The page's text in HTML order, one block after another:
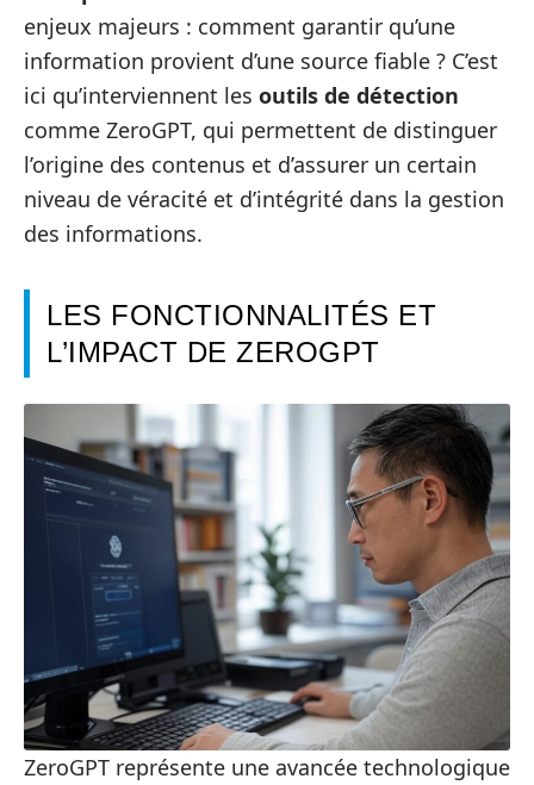
enjeux majeurs : comment garantir qu’une
information provient d’une source fiable ? C’est
ici qu’interviennent les outils de détection
comme ZeroGPT, qui permettent de distinguer
l’origine des contenus et d’assurer un certain
niveau de véracité et d’intégrité dans la gestion
des informations.
LES FONCTIONNALITÉS ET
L’IMPACT DE ZEROGPT
ZeroGPT représente une avancée technologique